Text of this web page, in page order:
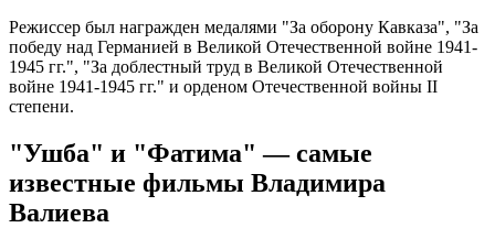
Режиссер был награжден медалями "За оборону Кавказа", "За
победу над Германией в Великой Отечественной войне 1941-
1945 гг.", "За доблестный труд в Великой Отечественной
войне 1941-1945 гг." и орденом Отечественной войны II
степени.
"Ушба" и "Фатима" — самые
известные фильмы Владимира
Валиева